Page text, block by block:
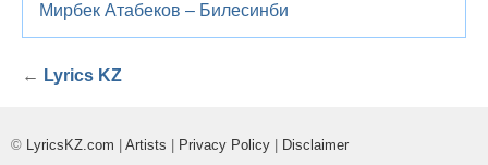
Мирбек Атабеков – Билесинби
← Lyrics KZ
© LyricsKZ.com Artists Privacy Policy Disclaimer